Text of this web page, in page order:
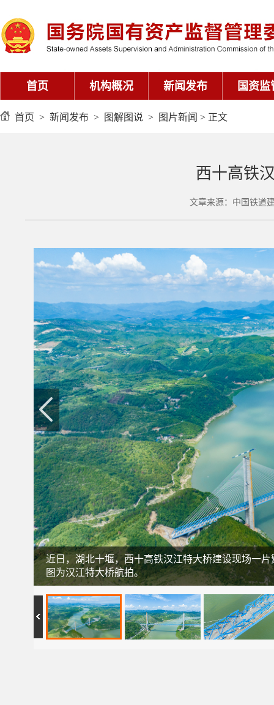
首页 机构概况 新闻发布 国资监
首页 > 新闻发布 > 图解图说 > 图片新闻 > 正文
西十高铁
文章来源：中国铁
近日，湖北十堰，西十高铁汉江特大桥建设现场一
图为汉江特大桥航拍。